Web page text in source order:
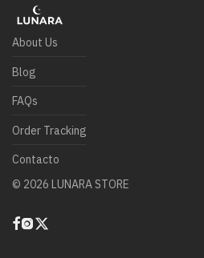
About Us
Blog
FAQs
Order Tracking
Contacto
© 2026 LUNARA STORE